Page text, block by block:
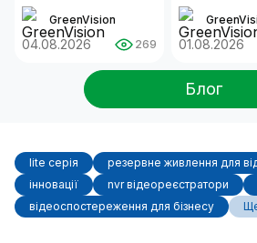
автопарків
GreenVision
04.08.2026 269
та як
надійну
безпеки?
01.08.2026
Блог
lite серія
резервне живлення для
інновації
nvr відеореєстратори
відеоспостереження для бізнесу